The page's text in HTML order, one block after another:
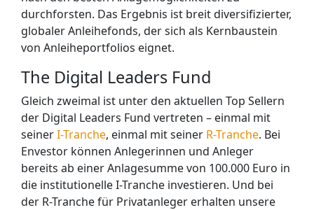
durchforsten. Das Ergebnis ist breit diversifizierter,
globaler Anleihefonds, der sich als Kernbaustein
von Anleiheportfolios eignet.
The Digital Leaders Fund
Gleich zweimal ist unter den aktuellen Top Sellern
der Digital Leaders Fund vertreten – einmal mit
seinerI-Tranche, einmal mit seiner R-Tranche. Bei
Envestor können Anlegerinnen und Anleger
bereits ab einer Anlagesumme von 100.000 Euro in
die institutionelle I-Tranche investieren. Und bei
der R-Tranche für Privatanleger erhalten unsere